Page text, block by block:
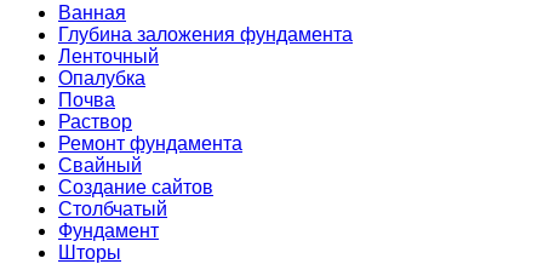
Ванная
Глубина заложения фундамента
Ленточный
Опалубка
Почва
Раствор
Ремонт фундамента
Свайный
Создание сайтов
Столбчатый
Фундамент
Шторы